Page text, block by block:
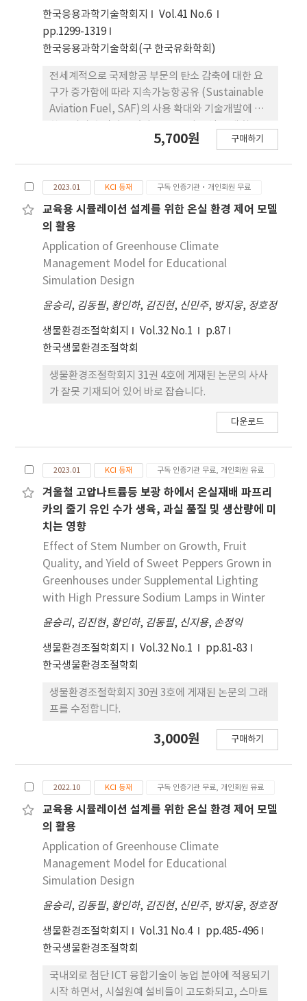
량에서 연료소비율과 배출가스(탄화수소화합물, 비
메탄유기 가스, 질소산화물, 일산화탄소) 차이는 미
미하였다. 장기 실제 도로 실증평가 데이터를 바탕으
로 혼합 바이 오알코올 연료가 기존 차량 인프라의 환
경 성능 내구성에 미치는 영향력을 검증되었다. 이를
기반으로 향 후 수송용 바이오알코올의 보급 확대를
위한 기술적 근거로 활용할 수 있을 것으로 판단된다.
한국응용과학기술학회지
Vol.41 No.6
pp.1299-1319
한국응용과학기술학회(구 한국유화학회)
전세계적으로 국제항공 부문의 탄소 감축에 대한 요
구가 증가함에 따라 지속가능항공유 (Sustainable
Aviation Fuel, SAF)의 사용 확대와 기술개발에 대
연료와 유사하기 때문에 항공기의 엔진이나 연료 공
공유에 일정비율로 혼합하여 사용할 수 있는 장점이
있다. SAF는 전세계적으로 다양한 바이오매스 원료
를 사용하여 제조된 바이오항공유(Bio-jet fuel) 와
포집 이산화탄소와 그린수를 사용하여 합성된 재생합
성항공유(synthetic-SAF)로 구분할 수 있다. 또한
광합성을 하는 바이오매스를 기반으로 하는 바이오항
공유는 전주기평가(life cycle assessment, LCA)
관점 에서 기존 석유계 항공유보다 이산화탄소를 약
80% 저감되며, 탄소중립연료로서 인정받고 있다. 본
논문 에서는 재생합성항공유의 생산을 위한 제조기술
로 이산화탄소 포집기술, 역수성가스(Reverse
Water-Gas Shift, RWGS) 전환기술, Fischer-
Tropsch(F-T) 공정기술과 제조된 재생합성항공유
구사례를 분석하여 국내 기술개발 필요성과 방향을
5,700원 구매하기
2023.01 KCI 등재 구독 인증기관·개인회원 무료
교육용 시뮬레이션 설계를 위한 온실 환경 제어 모델
의 활용
Application of Greenhouse Climate
Management Model for Educational
Simulation Design
윤승리, 김동필, 황인하, 김진현, 신민주, 방지웅, 정호정
생물환경조절학회지 Vol.32 No.1
p.87
한국생물환경조절학회
생물환경조절학회지 31권 4호에 게재된 논문의 사사
가 잘못 기재되어 있어 바로 잡습니다.
다운로드
2023.01 KCI 등재 구독 인증기관 무료, 개인회원 유료
겨울철 고압나트륨등 보광 하에서 온실재배 파프리
카의 줄기 유인 수가 생육, 과실 품질 및 생산량에 미
치는 영향
Effect of Stem Number on Growth, Fruit
Quality, and Yield of Sweet Peppers Grown in
Greenhouses under Supplemental Lighting
with High Pressure Sodium Lamps in Winter
윤승리, 김진현, 황인하, 김동필, 신지용, 손정익
생물환경조절학회지 Vol.32 No.1
pp.81-83
한국생물환경조절학회
생물환경조절학회지 30권 3호에 게재된 논문의 그래
프를 수정합니다.
3,000원 구매하기
2022.10 KCI 등재 구독 인증기관 무료, 개인회원 유료
교육용 시뮬레이션 설계를 위한 온실 환경 제어 모델
의 활용
Application of Greenhouse Climate
Management Model for Educational
Simulation Design
윤승리, 김동필, 황인하, 김진현, 신민주, 방지웅, 정호정
생물환경조절학회지 Vol.31 No.4
pp.485-496
한국생물환경조절학회
국내외로 첨단 ICT 융합기술이 농업 분야에 적용되기
시작 하면서, 시설원예 설비들이 고도화되고, 스마트